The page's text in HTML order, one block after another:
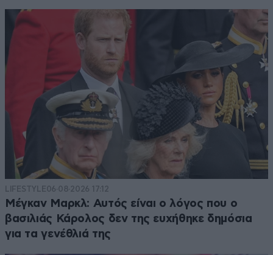
παντα φταιει ο αλλος
όπως ανέφερε κάποιος στα θέατρα κολλάει στις
εκκλησίες όχι...... δύο μέτρα και δύο σταθμά...
Απαντήστε 0
LIFESTYLE06·08·2026 17:12
Μέγκαν Μαρκλ: Αυτός είναι ο λόγος που ο
βασιλιάς Κάρολος δεν της ευχήθηκε δημόσια
για τα γενέθλιά της